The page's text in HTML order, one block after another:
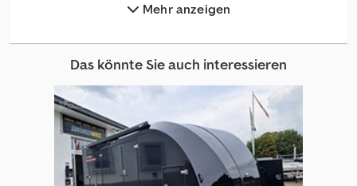
Linde Sonstige Stapler & Flurförderzeuge
Sonstige Frontstapler
Sonstige Stapler & Flurförderzeuge
Steinbock Baumaschinen
Steinbock Boss Gabelstapler
Mehr anzeigen
Das könnte Sie auch interessieren